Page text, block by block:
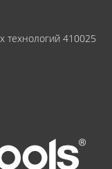
технологий 410025